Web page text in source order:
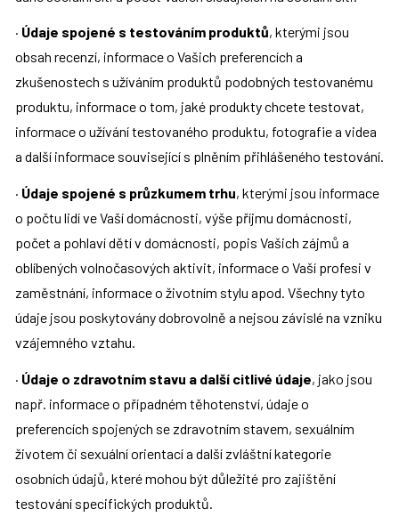
· Údaje spojené s testováním produktů, kterými jsou
obsah recenzí, informace o Vašich preferencích a
zkušenostech s užíváním produktů podobných testovanému
produktu, informace o tom, jaké produkty chcete testovat,
informace o užívání testovaného produktu, fotografie a videa
a další informace související s plněním přihlášeného testování.
· Údaje spojené s průzkumem trhu, kterými jsou informace
o počtu lidí ve Vaší domácnosti, výše příjmu domácnosti,
počet a pohlaví dětí v domácnosti, popis Vašich zájmů a
oblíbených volnočasových aktivit, informace o Vaší profesi v
zaměstnání, informace o životním stylu apod. Všechny tyto
údaje jsou poskytovány dobrovolně a nejsou závislé na vzniku
vzájemného vztahu.
· Údaje o zdravotním stavu a další citlivé údaje, jako jsou
např. informace o případném těhotenství, údaje o
preferencích spojených se zdravotním stavem, sexuálním
životem či sexuální orientací a další zvláštní kategorie
osobních údajů, které mohou být důležité pro zajištění
testování specifických produktů.